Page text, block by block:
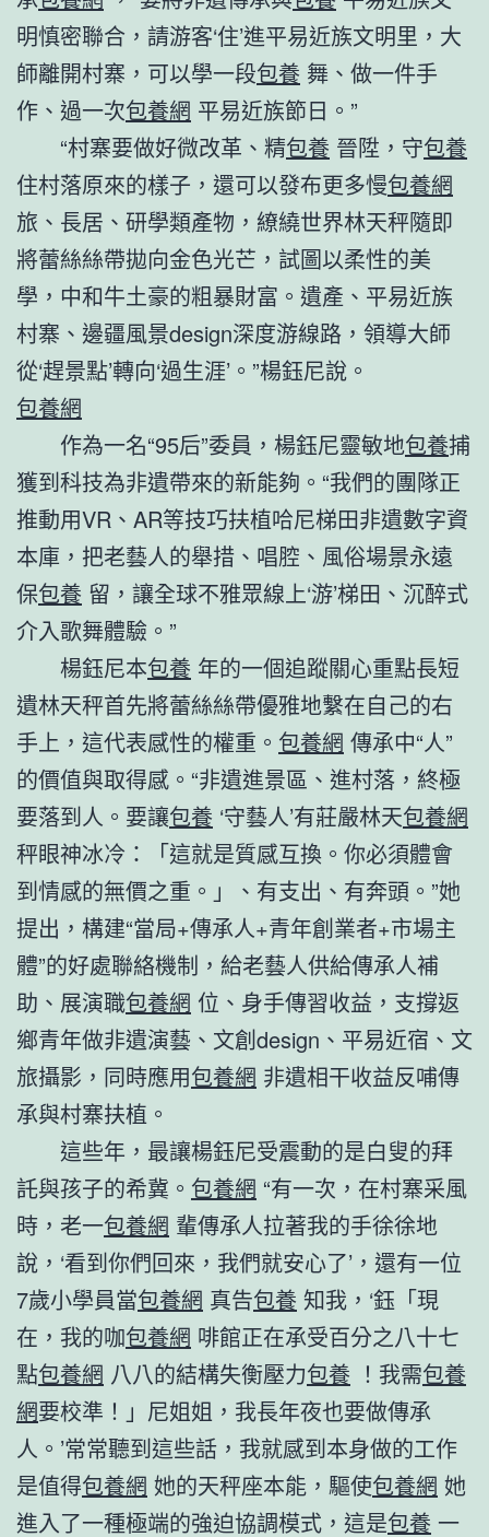
明慎密聯合，請游客‘住’進平易近族文明里，大
師離開村寨，可以學一段包養 舞、做一件手
作、過一次包養網 平易近族節日。”
“村寨要做好微改革、精包養 晉陞，守包養
住村落原來的樣子，還可以發布更多慢包養網
旅、長居、研學類產物，繚繞世界林天秤隨即
將蕾絲絲帶拋向金色光芒，試圖以柔性的美
學，中和牛土豪的粗暴財富。遺產、平易近族
村寨、邊疆風景design深度游線路，領導大師
從‘趕景點’轉向‘過生涯’。”楊鈺尼說。
包養網
作為一名“95后”委員，楊鈺尼靈敏地包養捕
獲到科技為非遺帶來的新能夠。“我們的團隊正
推動用VR、AR等技巧扶植哈尼梯田非遺數字資
本庫，把老藝人的舉措、唱腔、風俗場景永遠
保包養 留，讓全球不雅眾線上‘游’梯田、沉醉式
介入歌舞體驗。”
楊鈺尼本包養 年的一個追蹤關心重點長短
遺林天秤首先將蕾絲絲帶優雅地繫在自己的右
手上，這代表感性的權重。 包養網 傳承中“人”
的價值與取得感。“非遺進景區、進村落，終極
要落到人。要讓包養 ‘守藝人’有莊嚴林天包養網
秤眼神冰冷：「這就是質感互換。你必須體會
到情感的無價之重。」、有支出、有奔頭。”她
提出，構建“當局+傳承人+青年創業者+市場主
體”的好處聯絡機制，給老藝人供給傳承人補
助、展演職包養網 位、身手傳習收益，支撐返
鄉青年做非遺演藝、文創design、平易近宿、文
旅攝影，同時應用包養網 非遺相干收益反哺傳
承與村寨扶植。
這些年，最讓楊鈺尼受震動的是白叟的拜
託與孩子的希冀。 包養網 “有一次，在村寨采風
時，老一包養網 輩傳承人拉著我的手徐徐地
說，‘看到你們回來，我們就安心了’，還有一位
7歲小學員當包養網 真告包養 知我，‘鈺「現
在，我的咖包養網 啡館正在承受百分之八十七
點包養網 八八的結構失衡壓力包養 ！我需包養
網要校準！」尼姐姐，我長年夜也要做傳承
人。’常常聽到這些話，我就感到本身做的工作
是值得包養網 她的天秤座本能，驅使包養網 她
進入了一種極端的強迫協調模式，這是包養 一